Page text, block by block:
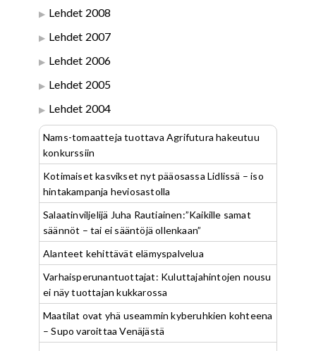
Lehdet 2008
Lehdet 2007
Lehdet 2006
Lehdet 2005
Lehdet 2004
Nams-tomaatteja tuottava Agrifutura hakeutuu
konkurssiin
Kotimaiset kasvikset nyt pääosassa Lidlissä – iso
hintakampanja heviosastolla
Salaatinviljelijä Juha Rautiainen:”Kaikille samat
säännöt – tai ei sääntöjä ollenkaan”
Alanteet kehittävät elämyspalvelua
Varhaisperunantuottajat: Kuluttajahintojen nousu
ei näy tuottajan kukkarossa
Maatilat ovat yhä useammin kyberuhkien kohteena
– Supo varoittaa Venäjästä